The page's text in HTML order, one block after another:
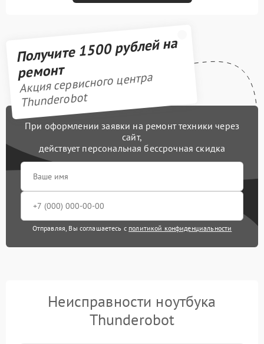
Получите 1500 рублей на
ремонт
Акция сервисного центра
Thunderobot
При оформлении заявки на ремонт техники через
сайт,
действует персональная бессрочная скидка
Отправляя, Вы соглашаетесь с политикой конфиденциальности
Неисправности ноутбука
Thunderobot